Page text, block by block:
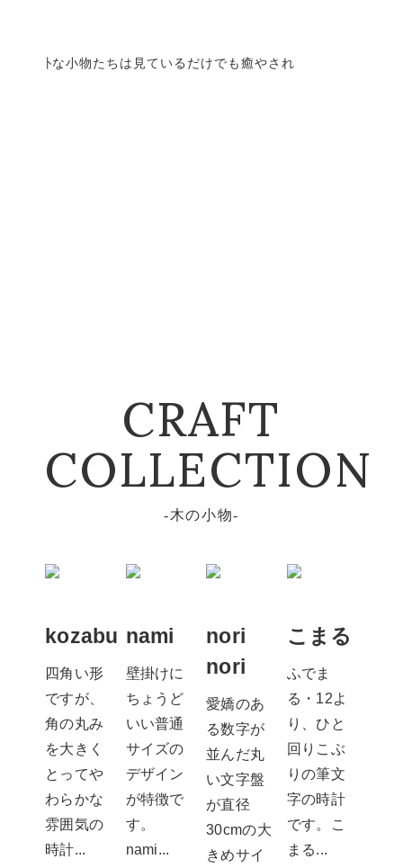
く素朴な小物たちは見ているだけでも癒やされ
CRAFT
COLLECTION
木の小物
kozabu
四角い形
ですが、
角の丸み
を大きく
とってや
わらかな
雰囲気の
時計...
nami
壁掛けに
ちょうど
いい普通
サイズの
デザイン
が特徴で
す。
nami...
nori
nori
愛嬌のあ
る数字が
並んだ丸
い文字盤
が直径
30cmの大
きめサイ
こまる
ふでま
る・12よ
り、ひと
回りこぶ
りの筆文
字の時計
です。こ
まる...